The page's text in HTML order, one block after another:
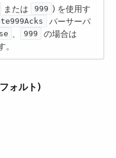
​ または ​ 999 ​) を使用す
​ パーサーパ
​、​ 999 ​ の場合は ​
ォルト)